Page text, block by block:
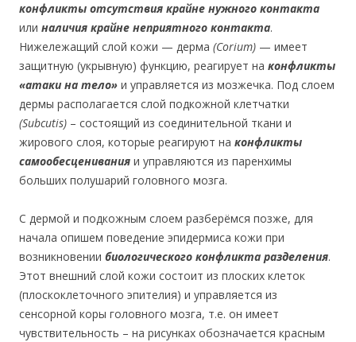
конфликты отсутствия крайне нужного контакта
или наличия крайне неприятного контакта.
Нижележащий слой кожи — дерма (Corium) — имеет
защитную (укрывную) функцию, реагирует на конфликты
«атаки на тело» и управляется из мозжечка. Под слоем
дермы располагается слой подкожной клетчатки
(Subcutis) – состоящий из соединительной ткани и
жирового слоя, которые реагируют на конфликты
самообесценивания и управляются из паренхимы
больших полушарий головного мозга.
С дермой и подкожным слоем разберёмся позже, для
начала опишем поведение эпидермиса кожи при
возникновении биологического конфликта разделения.
Этот внешний слой кожи состоит из плоских клеток
(плоскоклеточного эпителия) и управляется из
сенсорной коры головного мозга, т.е. он имеет
чувствительность – на рисунках обозначается красным